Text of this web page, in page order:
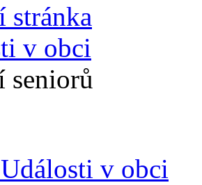
stránka
v obci
seniorů
Události v obci